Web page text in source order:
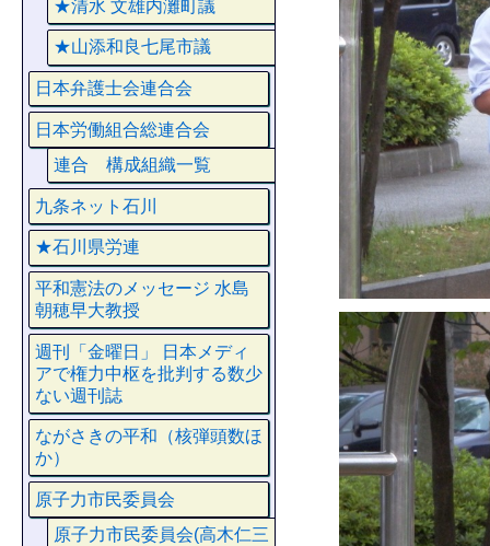
★清水 文雄内灘町議
★山添和良七尾市議
日本弁護士会連合会
日本労働組合総連合会
連合 構成組織一覧
九条ネット石川
★石川県労連
平和憲法のメッセージ 水島
朝穂早大教授
週刊「金曜日」 日本メディ
アで権力中枢を批判する数少
ない週刊誌
ながさきの平和（核弾頭数ほ
か）
原子力市民委員会
原子力市民委員会(高木仁三